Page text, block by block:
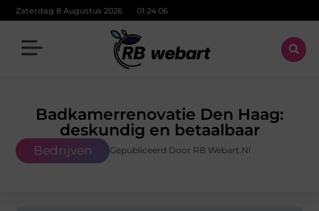
Zaterdag 8 Augustus 2026 01:24:08
Badkamerrenovatie Den Haag:
deskundig en betaalbaar
Bedrijven Gepubliceerd Door RB Webart.nl